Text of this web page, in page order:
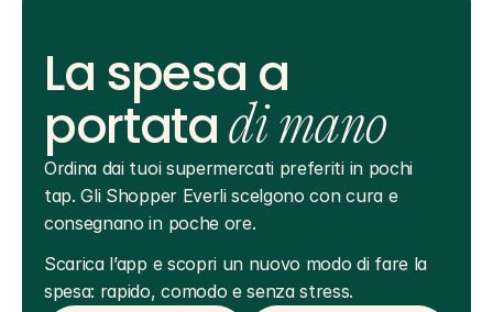
La spesa a
portatadi mano
Ordina dai tuoi supermercati preferiti in pochi
tap. Gli Shopper Everli scelgono con cura e
consegnano in poche ore.
Scarica l’app e scopri un nuovo modo di fare la
spesa: rapido, comodo e senza stress.